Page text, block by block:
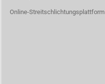
Online-Streitschlichtungsplattform